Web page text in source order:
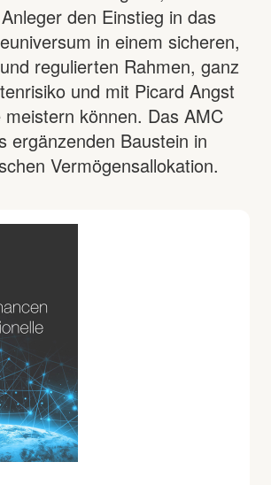
den Einstieg in das
in einem sicheren,
regulierten Rahmen, ganz
und mit Picard Angst
können. Das AMC
ergänzenden Baustein in
Vermögensallokation.